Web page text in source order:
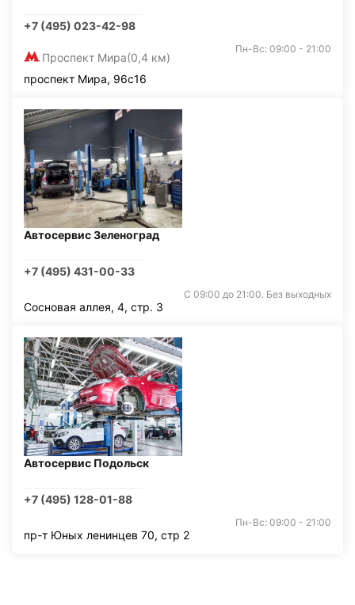
+7 (495) 023-42-98
Проспект Мира(0,4 км)
Пн-Вс: 09:00 - 21:00
проспект Мира, 96с16
Автосервис Зеленоград
+7 (495) 431-00-33
С 09:00 до 21:00. Без выходных
Сосновая аллея, 4, стр. 3
Автосервис Подольск
+7 (495) 128-01-88
Пн-Вс: 09:00 - 21:00
пр-т Юных ленинцев 70, стр 2